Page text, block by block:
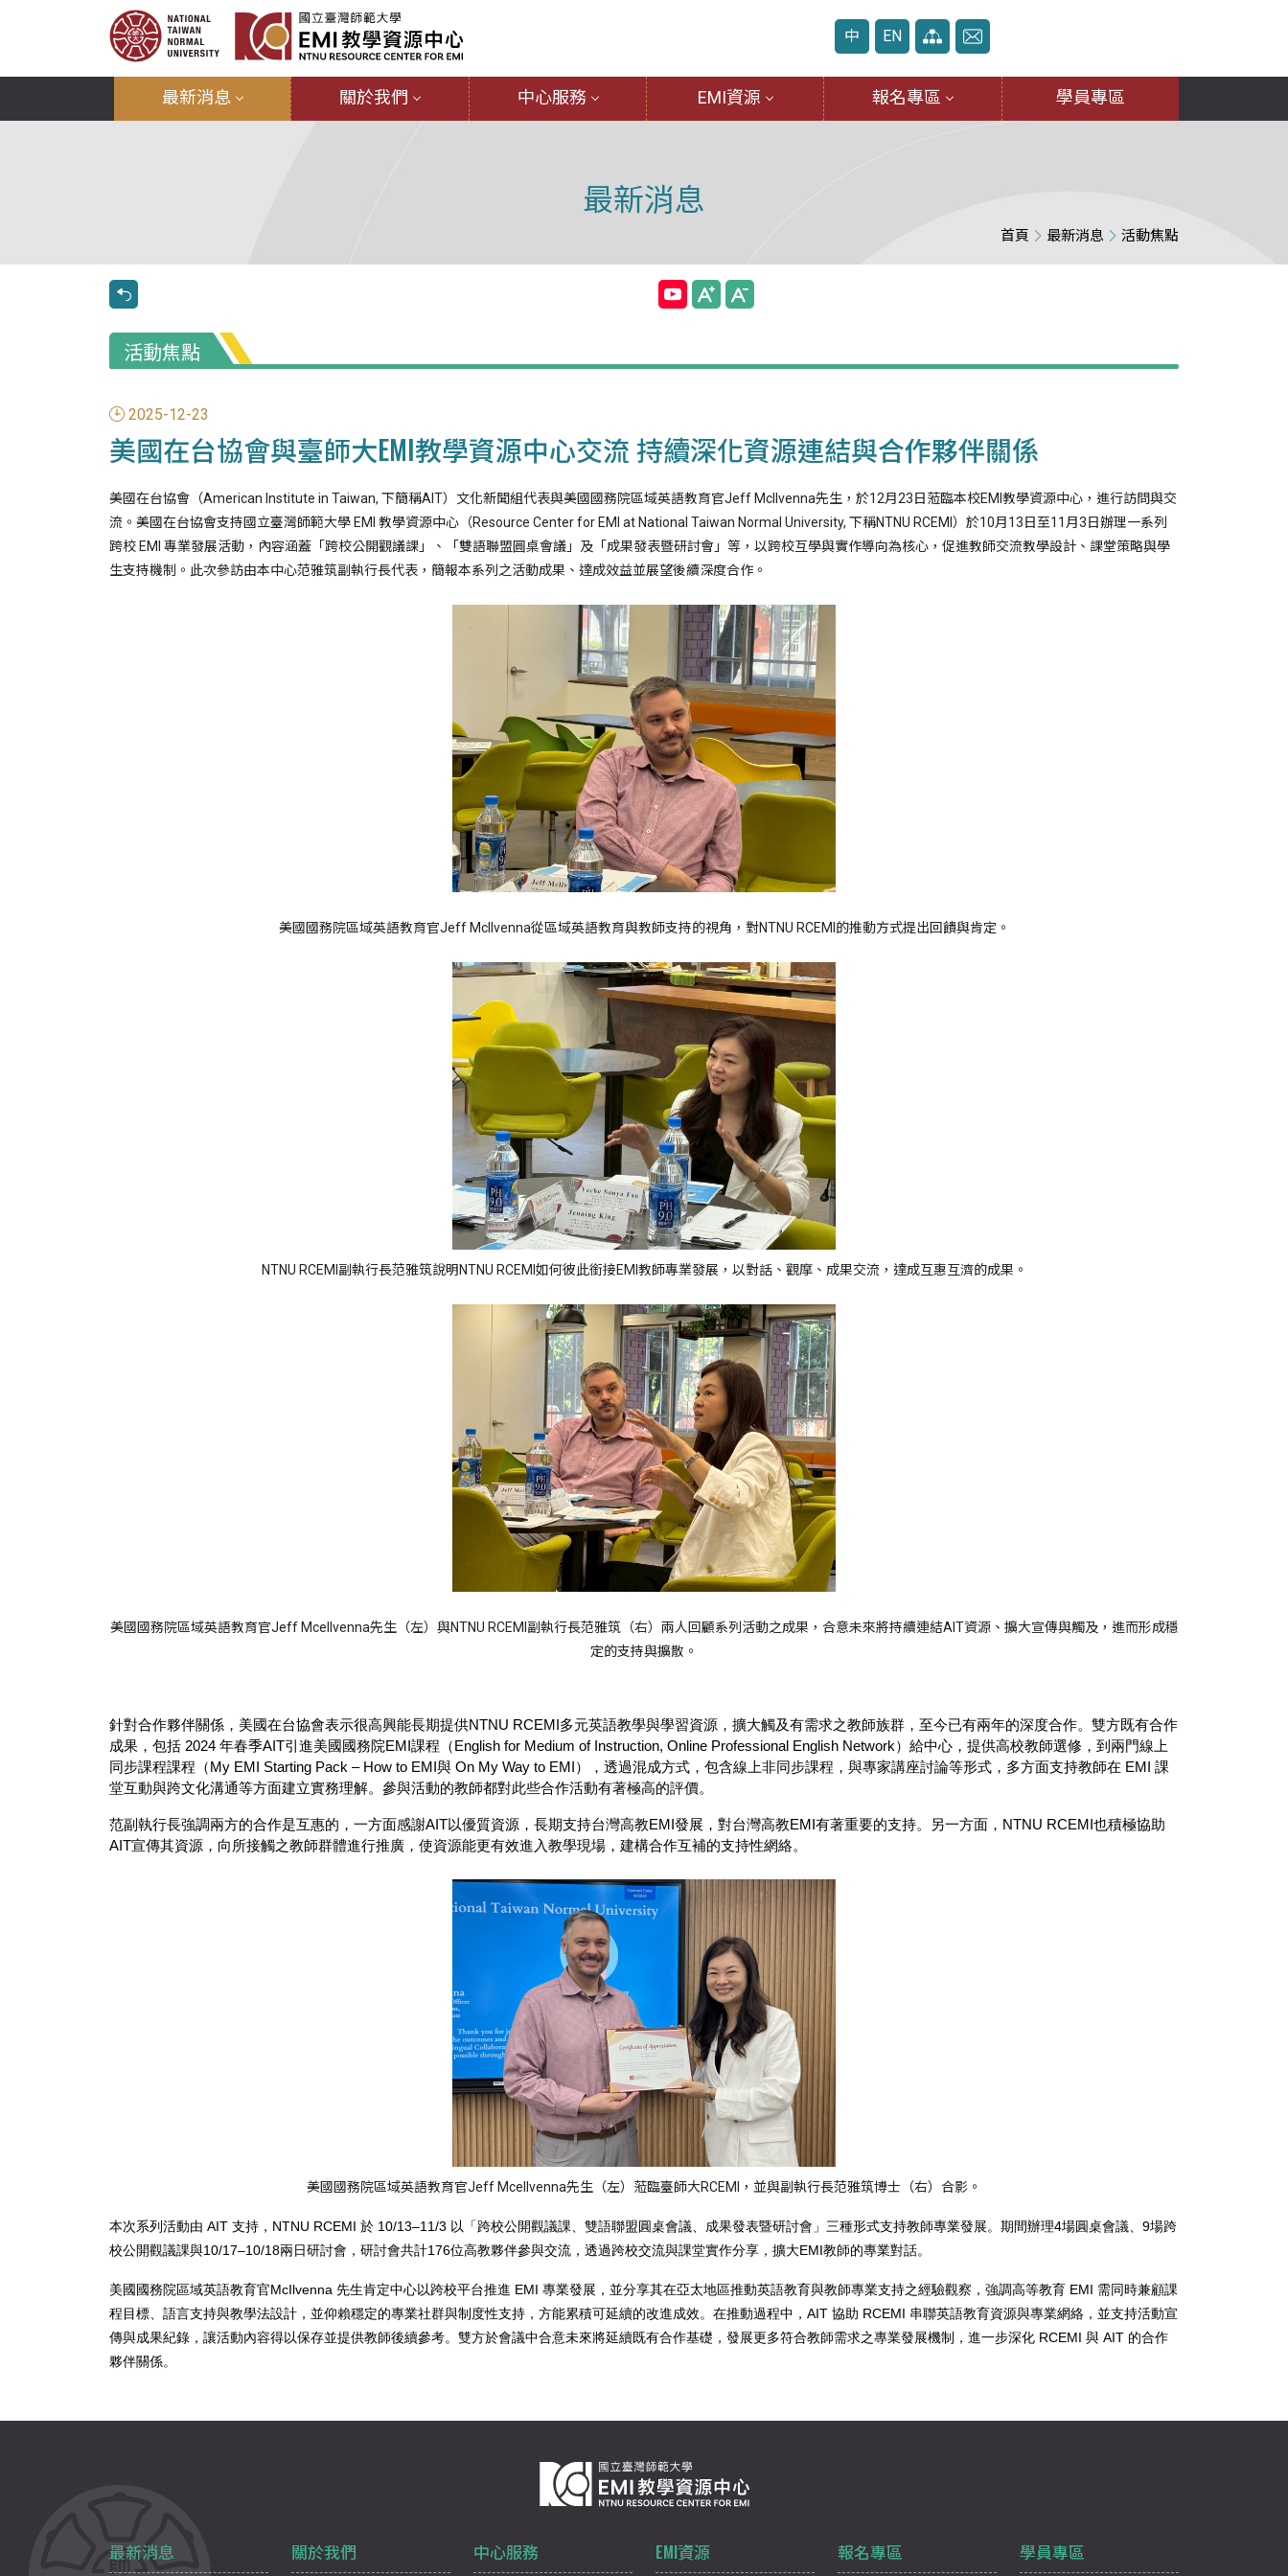
中 EN
最新消息 關於我們 中心服務 EMI資源 報名專區 學員專區
最新消息
首頁 最新消息 活動焦點
活動焦點
2025-12-23
美國在台協會與臺師大EMI教學資源中心交流 持續深化資源連結與合作夥伴關係
美國在台協會（American Institute in Taiwan, 下簡稱AIT）文化新聞組代表與美國國務院區域英語教育官Jeff Mcllvenna先生，於12月23日蒞臨本校EMI教學資源中心，進行訪問與交
流。美國在台協會支持國立臺灣師範大學 EMI 教學資源中心（Resource Center for EMI at National Taiwan Normal University, 下稱NTNU RCEMI）於10月13日至11月3日辦理一系列
跨校 EMI 專業發展活動，內容涵蓋「跨校公開觀議課」、「雙語聯盟圓桌會議」及「成果發表暨研討會」等，以跨校互學與實作導向為核心，促進教師交流教學設計、課堂策略與學
生支持機制。此次參訪由本中心范雅筑副執行長代表，簡報本系列之活動成果、達成效益並展望後續深度合作。
美國國務院區域英語教育官Jeff Mcllvenna從區域英語教育與教師支持的視角，對NTNU RCEMI的推動方式提出回饋與肯定。
NTNU RCEMI副執行長范雅筑說明NTNU RCEMI如何彼此銜接EMI教師專業發展，以對話、觀摩、成果交流，達成互惠互濟的成果。
美國國務院區域英語教育官Jeff Mcellvenna先生（左）與NTNU RCEMI副執行長范雅筑（右）兩人回顧系列活動之成果，合意未來將持續連結AIT資源、擴大宣傳與觸及，進而形成穩
定的支持與擴散。
針對合作夥伴關係，美國在台協會表示很高興能長期提供NTNU RCEMI多元英語教學與學習資源，擴大觸及有需求之教師族群，至今已有兩年的深度合作。雙方既有合作
成果，包括 2024 年春季AIT引進美國國務院EMI課程（English for Medium of Instruction, Online Professional English Network）給中心，提供高校教師選修，到兩門線上
同步課程課程（My EMI Starting Pack – How to EMI與 On My Way to EMI），透過混成方式，包含線上非同步課程，與專家講座討論等形式，多方面支持教師在 EMI 課
堂互動與跨文化溝通等方面建立實務理解。參與活動的教師都對此些合作活動有著極高的評價。
范副執行長強調兩方的合作是互惠的，一方面感謝AIT以優質資源，長期支持台灣高教EMI發展，對台灣高教EMI有著重要的支持。另一方面，NTNU RCEMI也積極協助
AIT宣傳其資源，向所接觸之教師群體進行推廣，使資源能更有效進入教學現場，建構合作互補的支持性網絡。
美國國務院區域英語教育官Jeff Mcellvenna先生（左）蒞臨臺師大RCEMI，並與副執行長范雅筑博士（右）合影。
本次系列活動由 AIT 支持，NTNU RCEMI 於 10/13–11/3 以「跨校公開觀議課、雙語聯盟圓桌會議、成果發表暨研討會」三種形式支持教師專業發展。期間辦理4場圓桌會議、9場跨
校公開觀議課與10/17–10/18兩日研討會，研討會共計176位高教夥伴參與交流，透過跨校交流與課堂實作分享，擴大EMI教師的專業對話。
美國國務院區域英語教育官McIlvenna 先生肯定中心以跨校平台推進 EMI 專業發展，並分享其在亞太地區推動英語教育與教師專業支持之經驗觀察，強調高等教育 EMI 需同時兼顧課
程目標、語言支持與教學法設計，並仰賴穩定的專業社群與制度性支持，方能累積可延續的改進成效。在推動過程中，AIT 協助 RCEMI 串聯英語教育資源與專業網絡，並支持活動宣
傳與成果紀錄，讓活動內容得以保存並提供教師後續參考。雙方於會議中合意未來將延續既有合作基礎，發展更多符合教師需求之專業發展機制，進一步深化 RCEMI 與 AIT 的合作
夥伴關係。
最新消息 關於我們 中心服務 EMI資源 報名專區 學員專區